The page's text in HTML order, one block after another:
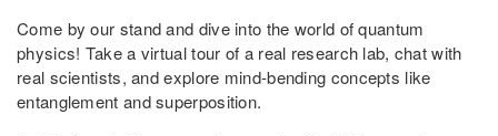
Come by our stand and dive into the world of quantum
physics! Take a virtual tour of a real research lab, chat with
real scientists, and explore mind-bending concepts like
entanglement and superposition.